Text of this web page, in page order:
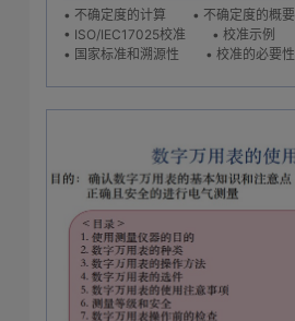
• 不确定度的计算
• 不确定度的概要
• ISO/IEC17025校准
• 校准示例
• 国家标准和溯源性
• 校准的必要性